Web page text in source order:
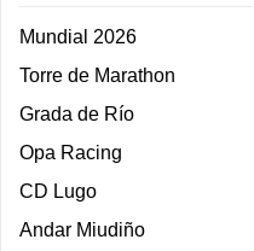
Mundial 2026
Torre de Marathon
Grada de Río
Opa Racing
CD Lugo
Andar Miudiño